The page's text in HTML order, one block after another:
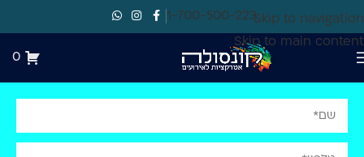
Skip to navigation
Skip to main content
1-700-500-223
0